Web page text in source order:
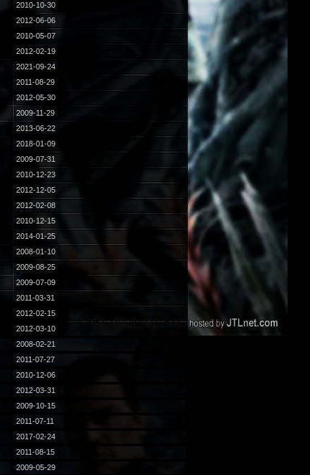
2010-10-30
2012-06-06
2010-05-07
2012-02-19
2021-09-24
2011-08-29
2012-05-30
2009-11-29
2013-06-22
2018-01-09
2009-07-31
2010-12-23
2012-12-05
2012-02-08
2010-12-15
2014-01-25
2008-01-10
2009-08-25
2009-07-09
2011-03-31
2012-02-15
2012-03-10
2008-02-21
2011-07-27
2010-12-06
2012-03-31
2009-10-15
2011-07-11
2017-02-24
2011-08-15
2009-05-29